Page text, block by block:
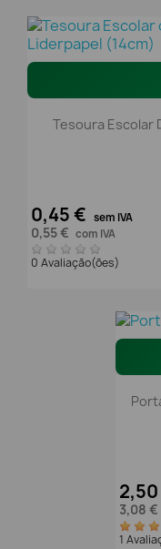
Tesoura Escolar
0,45 € sem IVA
0,55 € com IVA
0 Avaliação(ões)
3,08 €
1